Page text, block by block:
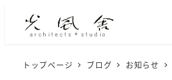
トップページ ブログ お知らせ